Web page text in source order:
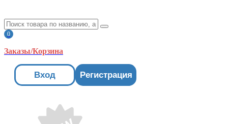
0
Заказы/Корзина
Вход Регистрация